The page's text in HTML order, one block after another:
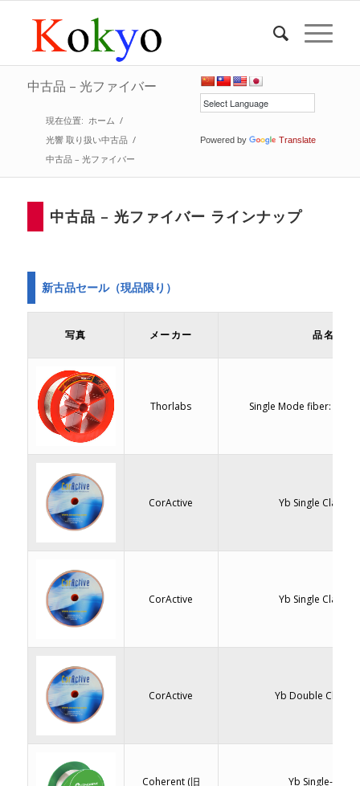
中古品 – 光ファイバー
Powered by Translate
現在位置: ホーム /
光響 取り扱い中古品 /
中古品 – 光ファイバー
中古品 – 光ファイバー ラインナップ
新古品セール（現品限り）
写真 メーカー 品名
Thorlabs Single Mode fiber: 780
CorActive Yb Single Clad
CorActive Yb Single Clad
CorActive Yb Double Clad
Coherent (旧
Yb Single-Mode